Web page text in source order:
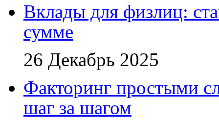
Вклады для физлиц:
сумме
26 Декабрь 2025
Факторинг простыми
шаг за шагом